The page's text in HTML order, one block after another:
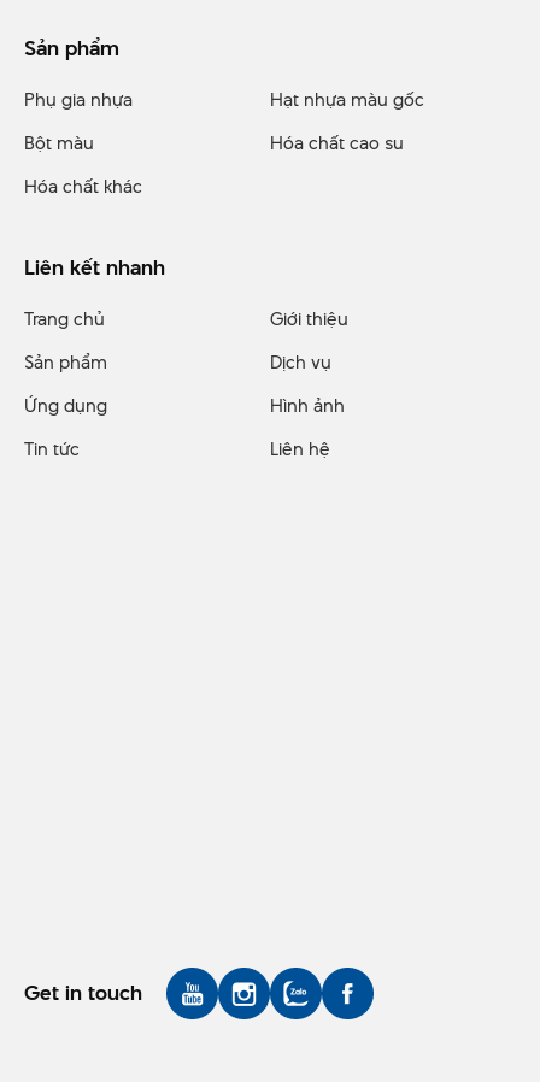
Sản phẩm
Phụ gia nhựa
Hạt nhựa màu gốc
Bột màu
Hóa chất cao su
Hóa chất khác
Liên kết nhanh
Trang chủ
Giới thiệu
Sản phẩm
Dịch vụ
Ứng dụng
Hình ảnh
Tin tức
Liên hệ
Get in touch